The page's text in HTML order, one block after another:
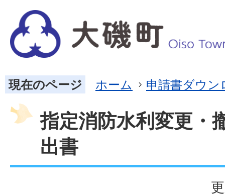
現在のページ ホーム 申請書ダウン
指定消防水利変更・
出書